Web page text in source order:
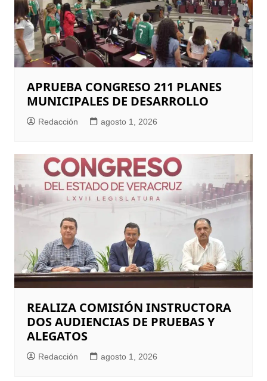
APRUEBA CONGRESO 211 PLANES
MUNICIPALES DE DESARROLLO
Redacción agosto 1, 2026
REALIZA COMISIÓN INSTRUCTORA
DOS AUDIENCIAS DE PRUEBAS Y
ALEGATOS
Redacción agosto 1, 2026